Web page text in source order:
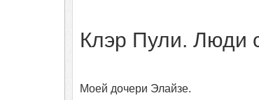
Клэр Пули.
Моей дочери Элайзе.